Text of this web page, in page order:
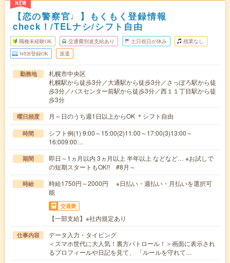
NEW
【恋の警察官♩】もくもく登録情報
check！/TELナシ/シフト自由
職種未経験OK 交通費別途支給あり 土日祝日が休み 残業なし
WEB登録OK 派遣
勤務地
札幌市中央区
札幌駅から徒歩3分／大通駅から徒歩3分／さっぽろ駅から徒
歩3分／バスセンター前駅から徒歩3分／西１１丁目駅から徒
歩3分
曜日頻度 月～日のうち週1日以上からOK ＊シフト自由
時間
シフト例(1) 9:00～15:00(2)11:00～17:00(3)13:00～
16:009:00…
期間
即日～1ヵ月以内 3ヵ月以上 半年以上 などなど… ※お試しで
の短期スタートもOK!! #8月～
時給
時給1750円～2000円 ※日払い・週払い・月払いを選択可
能
交通費
【一部支給】※社内規定あり
仕事内容
データ入力・タイピング
＜スマホ世代に大人気！裏方パトロール！＞画面に表示され
るプロフィールや日記を見て、 「ルールを守れて…